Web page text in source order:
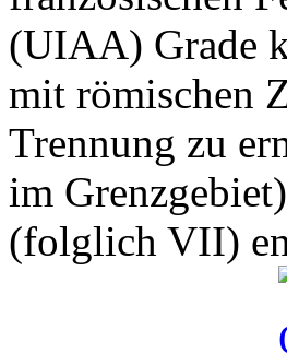
(UIAA) Grade
mit römischen
Trennung zu
im
(folglich VII)